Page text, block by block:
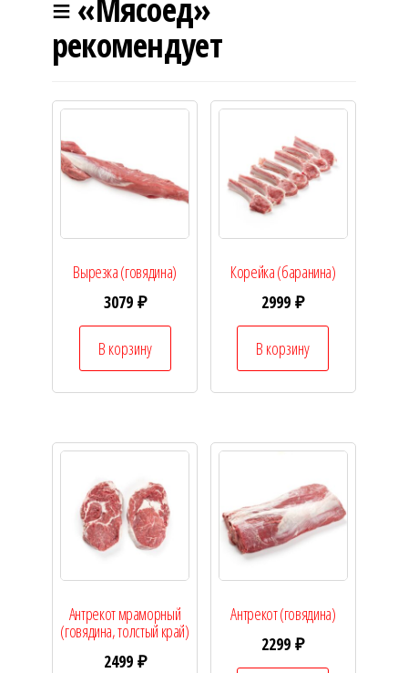
≡ «Мясоед»
рекомендует
Вырезка (говядина)
3079 ₽
В корзину
Корейка (баранина)
2999₽
В корзину
Антрекот мраморный
(говядина, толстый край)
2499 ₽
Антрекот (говядина)
2299₽